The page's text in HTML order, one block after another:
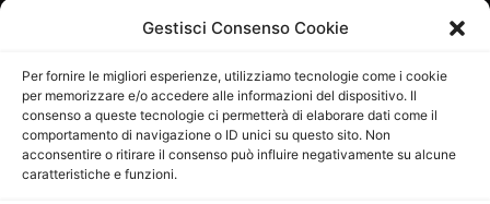
Gestisci Consenso Cookie
Per fornire le migliori esperienze, utilizziamo tecnologie come i cookie
per memorizzare e/o accedere alle informazioni del dispositivo. Il
consenso a queste tecnologie ci permetterà di elaborare dati come il
comportamento di navigazione o ID unici su questo sito. Non
acconsentire o ritirare il consenso può influire negativamente su alcune
caratteristiche e funzioni.
29/09/2015
Direttore Editoriale: Maurizio Scaglione
Direttore Responsabile: Maria Calabrese